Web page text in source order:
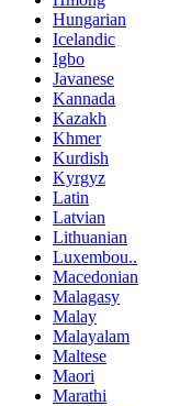
Hungarian
Icelandic
Igbo
Javanese
Kannada
Kazakh
Khmer
Kurdish
Kyrgyz
Latin
Latvian
Lithuanian
Luxembou..
Macedonian
Malagasy
Malay
Malayalam
Maltese
Maori
Marathi